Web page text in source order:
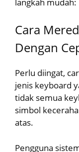
Cara
Dengan
Perlu diingat,
jenis keyboard
tidak semua
simbol
atas.
Pengguna